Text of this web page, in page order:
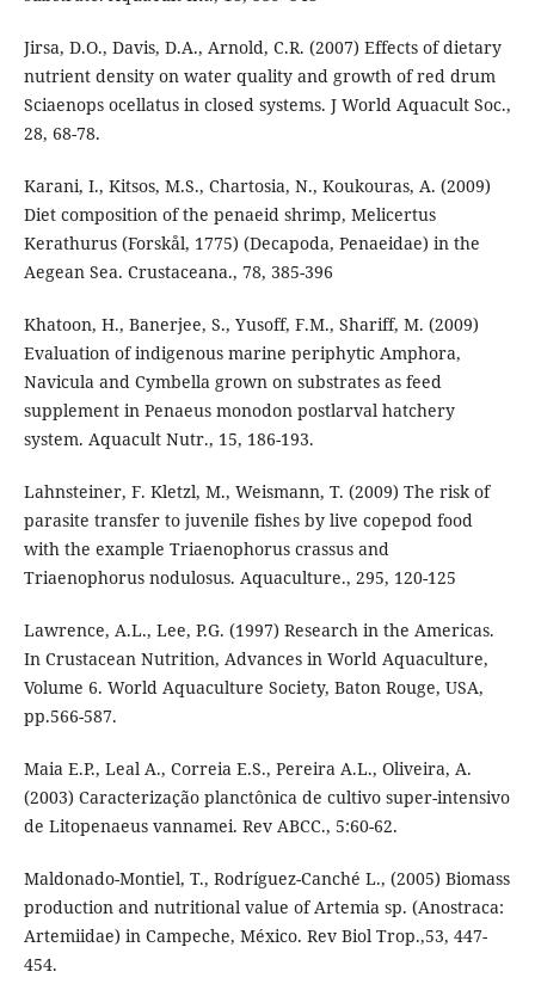
Jirsa, D.O., Davis, D.A., Arnold, C.R. (2007) Effects of dietary
nutrient density on water quality and growth of red drum
Sciaenops ocellatus in closed systems. J World Aquacult Soc.,
28, 68-78.
Karani, I., Kitsos, M.S., Chartosia, N., Koukouras, A. (2009)
Diet composition of the penaeid shrimp, Melicertus
Kerathurus (Forskål, 1775) (Decapoda, Penaeidae) in the
Aegean Sea. Crustaceana., 78, 385-396
Khatoon, H., Banerjee, S., Yusoff, F.M., Shariff, M. (2009)
Evaluation of indigenous marine periphytic Amphora,
Navicula and Cymbella grown on substrates as feed
supplement in Penaeus monodon postlarval hatchery
system. Aquacult Nutr., 15, 186-193.
Lahnsteiner, F. Kletzl, M., Weismann, T. (2009) The risk of
parasite transfer to juvenile fishes by live copepod food
with the example Triaenophorus crassus and
Triaenophorus nodulosus. Aquaculture., 295, 120-125
Lawrence, A.L., Lee, P.G. (1997) Research in the Americas.
In Crustacean Nutrition, Advances in World Aquaculture,
Volume 6. World Aquaculture Society, Baton Rouge, USA,
pp.566-587.
Maia E.P., Leal A., Correia E.S., Pereira A.L., Oliveira, A.
(2003) Caracterização planctônica de cultivo super-intensivo
de Litopenaeus vannamei. Rev ABCC., 5:60-62.
Maldonado-Montiel, T., Rodríguez-Canché L., (2005) Biomass
production and nutritional value of Artemia sp. (Anostraca:
Artemiidae) in Campeche, México. Rev Biol Trop.,53, 447-
454.